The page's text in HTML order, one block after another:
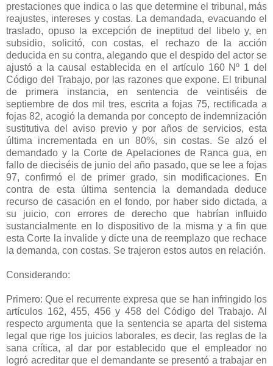
prestaciones que indica o las que determine el tribunal, más
reajustes, intereses y costas. La demandada, evacuando el
traslado, opuso la excepción de ineptitud del libelo y, en
subsidio, solicitó, con costas, el rechazo de la acción
deducida en su contra, alegando que el despido del actor se
ajustó a la causal establecida en el artículo 160 Nº 1 del
Código del Trabajo, por las razones que expone. El tribunal
de primera instancia, en sentencia de veintiséis de
septiembre de dos mil tres, escrita a fojas 75, rectificada a
fojas 82, acogió la demanda por concepto de indemnización
sustitutiva del aviso previo y por años de servicios, esta
última incrementada en un 80%, sin costas. Se alzó el
demandado y la Corte de Apelaciones de Ranca gua, en
fallo de dieciséis de junio del año pasado, que se lee a fojas
97, confirmó el de primer grado, sin modificaciones. En
contra de esta última sentencia la demandada deduce
recurso de casación en el fondo, por haber sido dictada, a
su juicio, con errores de derecho que habrían influido
sustancialmente en lo dispositivo de la misma y a fin que
esta Corte la invalide y dicte una de reemplazo que rechace
la demanda, con costas. Se trajeron estos autos en relación.
Considerando:
Primero: Que el recurrente expresa que se han infringido los
artículos 162, 455, 456 y 458 del Código del Trabajo. Al
respecto argumenta que la sentencia se aparta del sistema
legal que rige los juicios laborales, es decir, las reglas de la
sana crítica, al dar por establecido que el empleador no
logró acreditar que el demandante se presentó a trabajar en